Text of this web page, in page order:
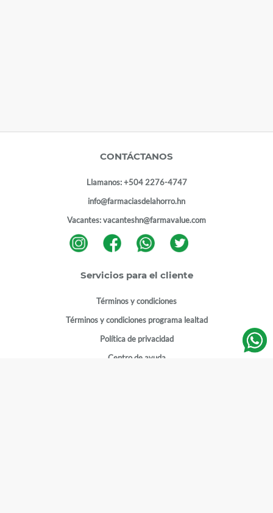
CONTÁCTANOS
Llamanos:+504 2276-4747
info@farmaciasdelahorro.hn
Vacantes:vacanteshn@farmavalue.com
Servicios para el cliente
Términos y condiciones
Términos y condiciones programa lealtad
Política de privacidad
Centro de ayuda